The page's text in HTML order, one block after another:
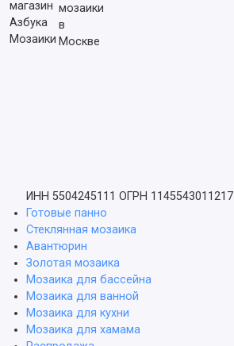
мозаики
в
Москве
ИНН 5504245111 ОГРН 1145543011217
Готовые панно
Стеклянная мозаика
Авантюрин
Золотая мозаика
Мозаика для бассейна
Мозаика для ванной
Мозаика для кухни
Мозаика для хамама